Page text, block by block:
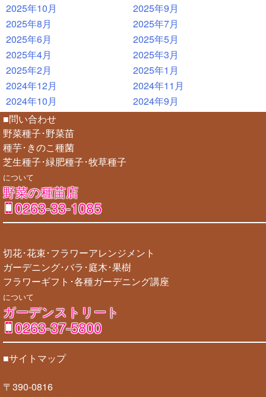
2025年10月
2025年9月
2025年8月
2025年7月
2025年6月
2025年5月
2025年4月
2025年3月
2025年2月
2025年1月
2024年12月
2024年11月
2024年10月
2024年9月
■問い合わせ
野菜種子･野菜苗
種芋･きのこ種菌
芝生種子･緑肥種子･牧草種子
について
野菜の種苗店
0263-33-1085
切花･花束･フラワーアレンジメント
ガーデニング･バラ･庭木･果樹
フラワーギフト･各種ガーデニング講座
について
ガーデンストリート
0263-37-5800
■サイトマップ
〒390-0816